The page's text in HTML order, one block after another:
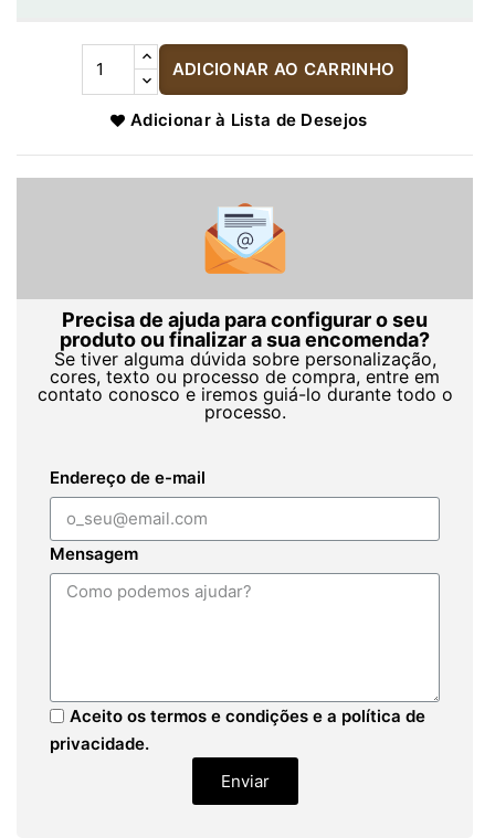
ADICIONAR AO CARRINHO
Adicionar à Lista de Desejos
Precisa de ajuda para configurar o seu
produto ou finalizar a sua encomenda?
Se tiver alguma dúvida sobre personalização,
cores, texto ou processo de compra, entre em
contato conosco e iremos guiá-lo durante todo o
processo.
Endereço de e-mail
Mensagem
Aceito os termos e condições e a política de
privacidade.
Enviar